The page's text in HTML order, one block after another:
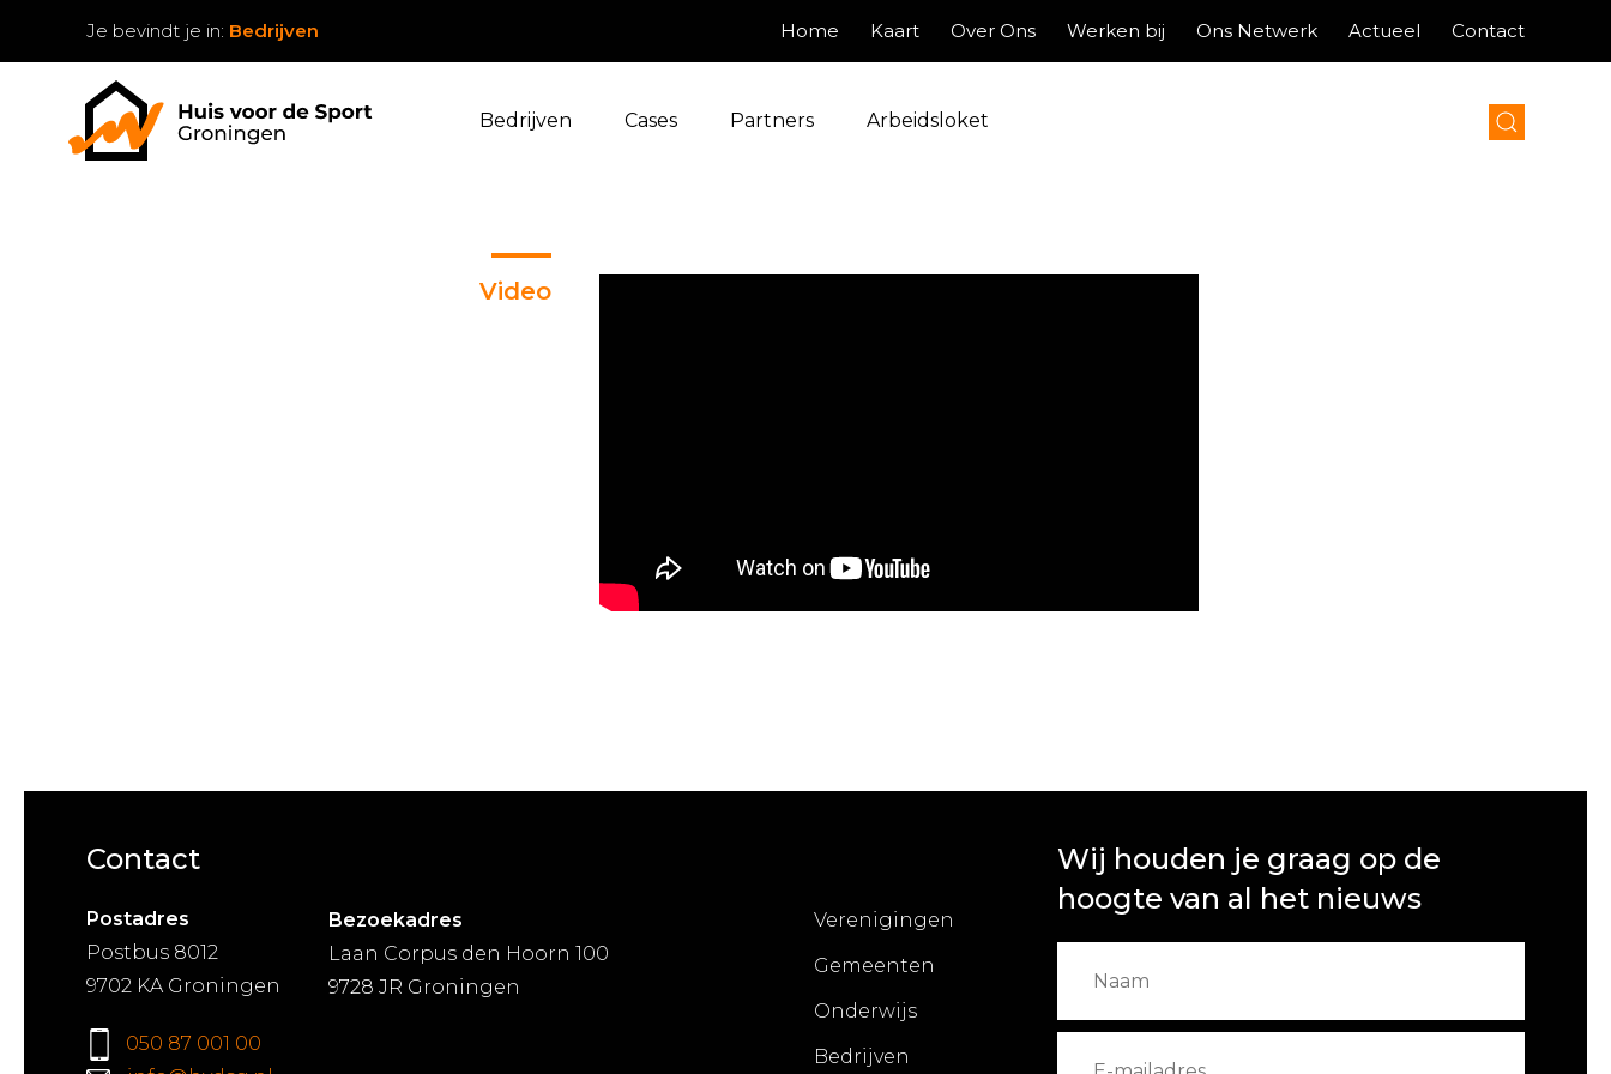
Je bevindt je in: Bedrijven Home Kaart Over Ons Werken bij Ons Netwerk Actueel Contact
Bedrijven Cases Partners Arbeidsloket
Video
Contact
Postadres
Postbus 8012
9702 KA Groningen
050 87 001 00
Bezoekadres
Laan Corpus den Hoorn 100
9728 JR Groningen
Verenigingen
Gemeenten
Onderwijs
Bedrijven
Wij houden je graag op de
hoogte van al het nieuws